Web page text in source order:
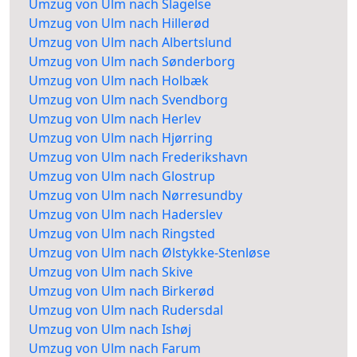
Umzug von Ulm nach Slagelse
Umzug von Ulm nach Hillerød
Umzug von Ulm nach Albertslund
Umzug von Ulm nach Sønderborg
Umzug von Ulm nach Holbæk
Umzug von Ulm nach Svendborg
Umzug von Ulm nach Herlev
Umzug von Ulm nach Hjørring
Umzug von Ulm nach Frederikshavn
Umzug von Ulm nach Glostrup
Umzug von Ulm nach Nørresundby
Umzug von Ulm nach Haderslev
Umzug von Ulm nach Ringsted
Umzug von Ulm nach Ølstykke-Stenløse
Umzug von Ulm nach Skive
Umzug von Ulm nach Birkerød
Umzug von Ulm nach Rudersdal
Umzug von Ulm nach Ishøj
Umzug von Ulm nach Farum